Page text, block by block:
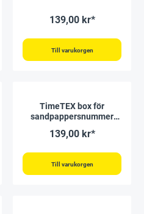
139,00 kr*
Till varukorgen
TimeTEX box för
sandpappersnummer
139,00 kr*
Till varukorgen